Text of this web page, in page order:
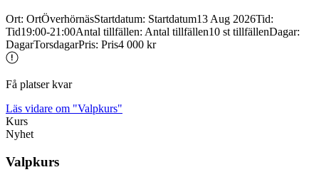
Ort: OrtÖverhörnäsStartdatum: Startdatum13 Aug 2026Tid:
Tid19:00-21:00Antal tillfällen: Antal tillfällen10 st tillfällenDagar:
DagarTorsdagarPris: Pris4 000 kr
Få platser kvar
Läs vidare om "Valpkurs"
Kurs
Nyhet
Valpkurs